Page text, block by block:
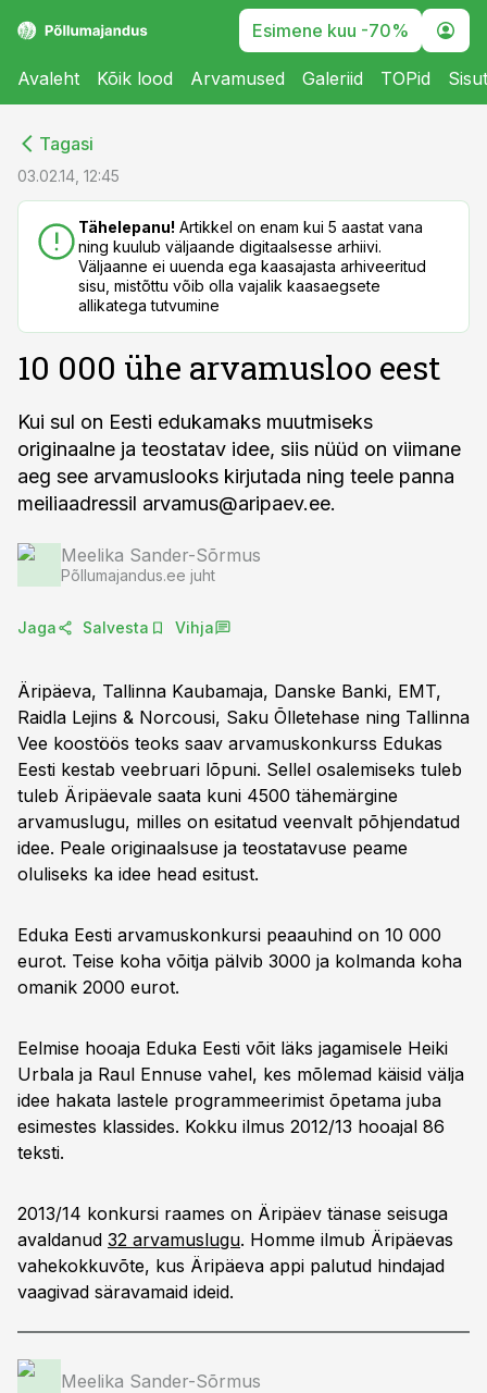
Esimene kuu -70%
Avaleht Kõik lood Arvamused Galeriid TOPid
Tagasi
03.02.14, 12:45
Tähelepanu! Artikkel on enam kui 5 aastat vana
ning kuulub väljaande digitaalsesse arhiivi.
Väljaanne ei uuenda ega kaasajasta arhiveeritud
sisu, mistõttu võib olla vajalik kaasaegsete
allikatega tutvumine
10 000 ühe arvamusloo eest
Kui sul on Eesti edukamaks muutmiseks
originaalne ja teostatav idee, siis nüüd on viimane
aeg see arvamuslooks kirjutada ning teele panna
meiliaadressil arvamus@aripaev.ee.
Meelika Sander-Sõrmus
Põllumajandus.ee juht
Jaga Salvesta Vihja
Äripäeva, Tallinna Kaubamaja, Danske Banki, EMT,
Raidla Lejins & Norcousi, Saku Õlletehase ning Tallinna
Vee koostöös teoks saav arvamuskonkurss Edukas
Eesti kestab veebruari lõpuni. Sellel osalemiseks tuleb
tuleb Äripäevale saata kuni 4500 tähemärgine
arvamuslugu, milles on esitatud veenvalt põhjendatud
idee. Peale originaalsuse ja teostatavuse peame
oluliseks ka idee head esitust.
Eduka Eesti arvamuskonkursi peaauhind on 10 000
eurot. Teise koha võitja pälvib 3000 ja kolmanda koha
omanik 2000 eurot.
Eelmise hooaja Eduka Eesti võit läks jagamisele Heiki
Urbala ja Raul Ennuse vahel, kes mõlemad käisid välja
idee hakata lastele programmeerimist õpetama juba
esimestes klassides. Kokku ilmus 2012/13 hooajal 86
teksti.
2013/14 konkursi raames on Äripäev tänase seisuga
avaldanud 32 arvamuslugu. Homme ilmub Äripäevas
vahekokkuvõte, kus Äripäeva appi palutud hindajad
vaagivad säravamaid ideid.
Meelika Sander-Sõrmus